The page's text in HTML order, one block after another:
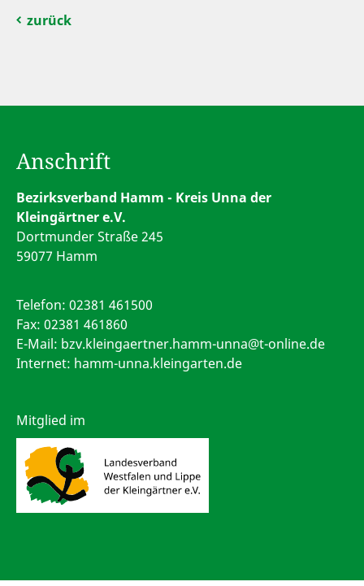
zurück
Anschrift
Bezirksverband Hamm - Kreis Unna der
Kleingärtner e.V.
Dortmunder Straße 245
59077 Hamm
Telefon: 02381 461500
Fax: 02381 461860
E-Mail: bzv.kleingaertner.hamm-unna@t-online.de
Internet: hamm-unna.kleingarten.de
Mitglied im